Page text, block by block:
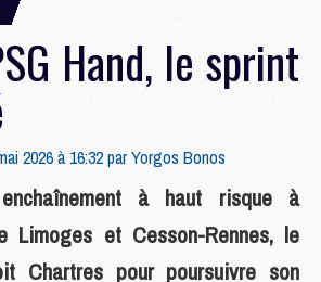
Hand, le sprint
2026 à 16:32 parYorgos Bonos
à haut risque à
Limoges et Cesson-Rennes, le
Chartres pour poursuivre son